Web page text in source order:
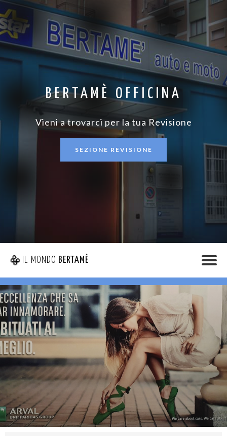
BERTAMÈ OFFICINA
Vieni a trovarci per la tua Revisione
SEZIONE REVISIONE
IL MONDO BERTAMÈ